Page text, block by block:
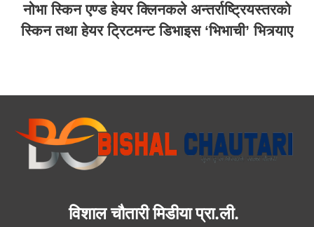
नोभा स्किन एण्ड हेयर क्लिनकले अन्तर्राष्ट्रियस्तरको
स्किन तथा हेयर ट्रिटमन्ट डिभाइस ‘भिभाची’ भित्र्याए
विशाल चौतारी मिडीया प्रा.ली.